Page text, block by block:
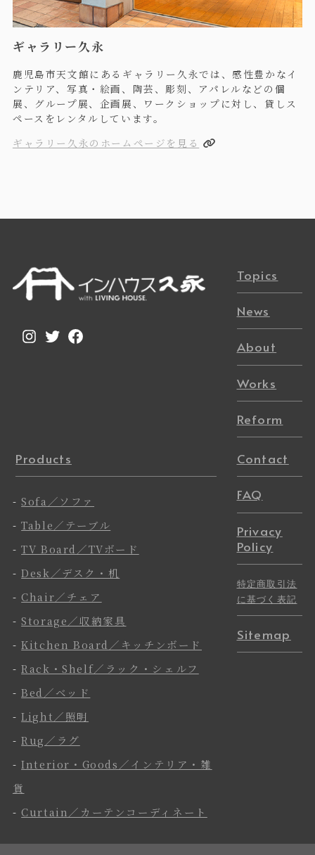
ギャラリー久永
鹿児島市天文館にあるギャラリー久永では、感性豊かなイ
ンテリア、写真・絵画、陶芸、彫刻、アパレルなどの個
展、グループ展、企画展、ワークショップに対し、貸しス
ペースをレンタルしています。
ギャラリー久永のホームページを見る
Instagram
TwitterFacebook
Topics
News
About
Works
Reform
Products
-Sofa／ソファ
-Table／テーブル
-TV Board／TVボード
-Desk／デスク・机
- Chair／チェア
-Storage／収納家具
-Kitchen Board／キッチンボード
-Rack・Shelf／ラック・シェルフ
-Bed／ベッド
-Light／照明
-Rug／ラグ
-Interior・Goods／インテリア・雑
貨
- Curtain／カーテンコーディネート
Contact
FAQ
Privacy
Policy
特定商取引法
に基づく表記
Sitemap